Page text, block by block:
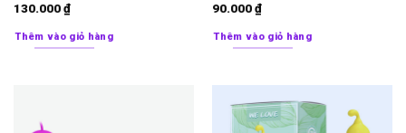
130.000₫
Thêm vào giỏ hàng
90.000₫
Thêm vào giỏ hàng